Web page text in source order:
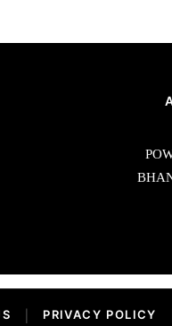
PRIVACY POLICY